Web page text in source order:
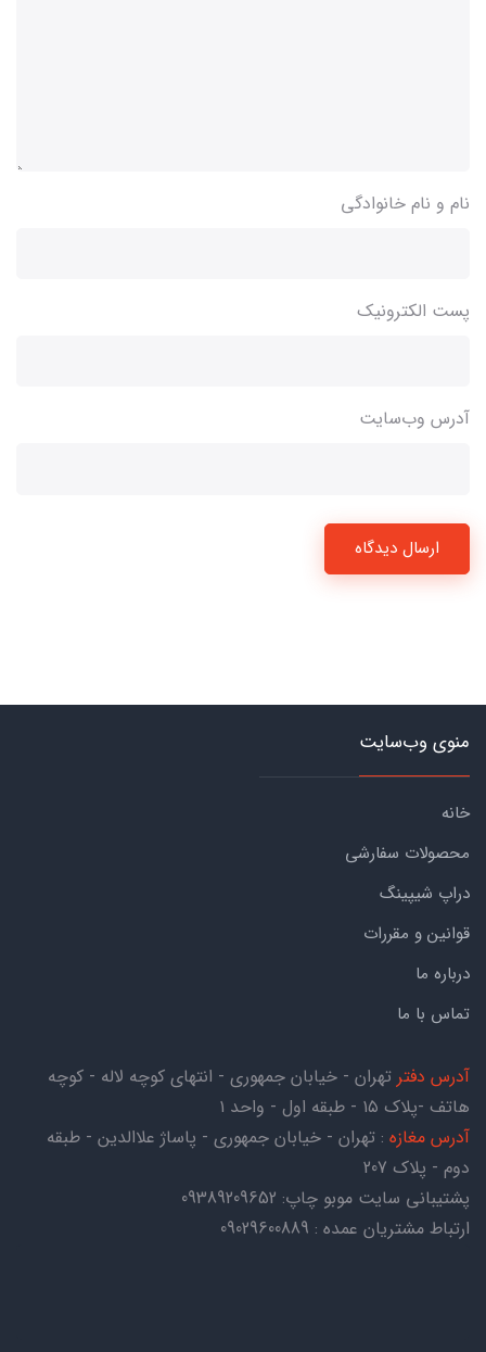
نام و نام خانوادگی
پست الکترونیک
آدرس وب‌سایت
ارسال دیدگاه
منوی وب‌سایت
خانه
محصولات سفارشی
دراپ شیپینگ
قوانین و مقررات
درباره ما
تماس با ما
آدرس دفتر تهران - خیابان جمهوری - انتهای کوچه لاله - کوچه
هاتف -پلاک ۱۵ - طبقه اول - واحد ۱
آدرس مغازه : تهران - خیابان جمهوری - پاساژ علاالدین - طبقه
دوم - پلاک 207
پشتیبانی سایت موبو چاپ: 09389209652
ارتباط مشتریان عمده : 09029600889